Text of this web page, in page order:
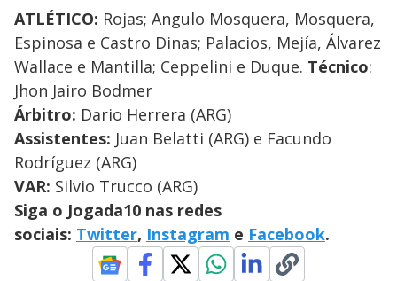
ATLÉTICO: Rojas; Angulo Mosquera, Mosquera,
Espinosa e Castro Dinas; Palacios, Mejía, Álvarez
Wallace e Mantilla; Ceppelini e Duque. Técnico:
Jhon Jairo Bodmer
Árbitro: Dario Herrera (ARG)
Assistentes: Juan Belatti (ARG) e Facundo
Rodríguez (ARG)
VAR: Silvio Trucco (ARG)
Siga o Jogada10 nas redes
sociais: Twitter, Instagram e Facebook.